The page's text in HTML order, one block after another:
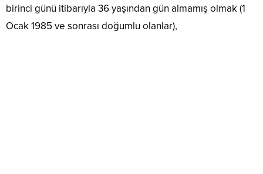
birinci günü itibarıyla 36 yaşından gün almamış olmak (1
Ocak 1985 ve sonrası doğumlu olanlar),